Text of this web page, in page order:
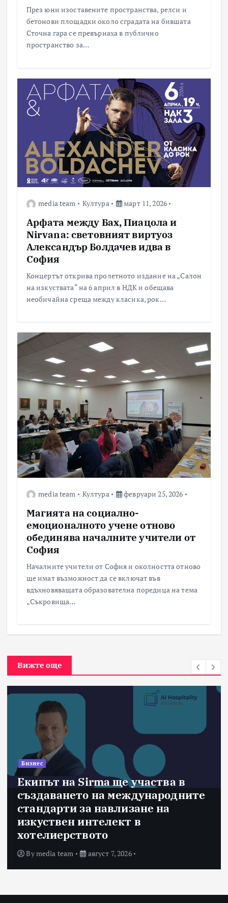
През юни изоставените пространства, релси и
бетонови площадки около сградата на бившата
Сточна гара се превърнаха в публично
пространство за…
media team Култура март 11, 2026
Арфата между Бах, Пиацола и
Nirvana: световният виртуоз
Александър Болдачев идва в
София
Концертът открива пролетното издание на „Салон
на изкуствата“ на 6 април в НДК и обещава
необичайна среща между класика, рок…
media team Култура февруари 25, 2026
Магията на социално-
емоционалното учене отново
обединява началните учители от
София
Началните учители от София и околността отново
ще имат възможност да се включат във
вдъхновяващата образователна поредица на тема
„Съкровища…
Вижте още
Бизнес
Екипът на Sirma ще участва в
създаването на международните
стандарти за навлизане на
изкуствен интелект в
хотелиерството
Bymedia team август 7, 2026